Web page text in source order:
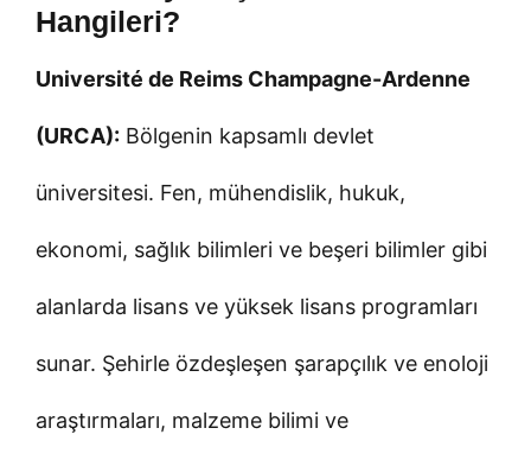
Hangileri?
Université de Reims Champagne-Ardenne
(URCA): Bölgenin kapsamlı devlet
üniversitesi. Fen, mühendislik, hukuk,
ekonomi, sağlık bilimleri ve beşeri bilimler gibi
alanlarda lisans ve yüksek lisans programları
sunar. Şehirle özdeşleşen şarapçılık ve enoloji
araştırmaları, malzeme bilimi ve